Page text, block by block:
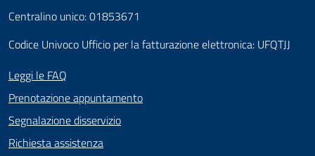
Centralino unico: 01853671
Codice Univoco Ufficio per la fatturazione elettronica: UFQTJJ
Leggi le FAQ
Prenotazione appuntamento
Segnalazione disservizio
Richiesta assistenza